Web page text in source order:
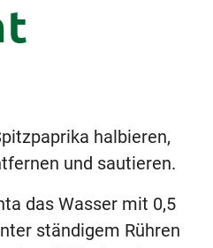
halbieren,
und sautieren.
das Wasser mit 0,5
ständigem Rühren